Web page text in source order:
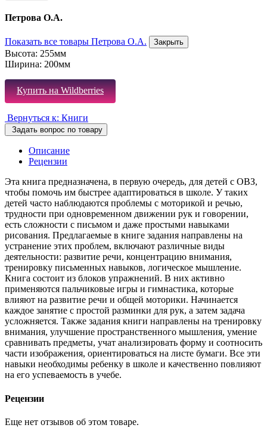
Петрова О.А.
Показать все товары Петрова О.А. Закрыть
Высота: 255мм
Ширина: 200мм
Купить на Wildberries
Вернуться к: Книги
Задать вопрос по товару
Описание
Рецензии
Эта книга предназначена, в первую очередь, для детей с ОВЗ,
чтобы помочь им быстрее адаптироваться в школе. У таких
детей часто наблюдаются проблемы с моторикой и речью,
трудности при одновременном движении рук и говорении,
есть сложности с письмом и даже простыми навыками
рисования. Предлагаемые в книге задания направлены на
устранение этих проблем, включают различные виды
деятельности: развитие речи, концентрацию внимания,
тренировку письменных навыков, логическое мышление.
Книга состоит из блоков упражнений. В них активно
применяются пальчиковые игры и гимнастика, которые
влияют на развитие речи и общей моторики. Начинается
каждое занятие с простой разминки для рук, а затем задача
усложняется. Также задания книги направлены на тренировку
внимания, улучшение пространственного мышления, умение
сравнивать предметы, учат анализировать форму и соотносить
части изображения, ориентироваться на листе бумаги. Все эти
навыки необходимы ребенку в школе и качественно повлияют
на его успеваемость в учебе.
Рецензии
Еще нет отзывов об этом товаре.